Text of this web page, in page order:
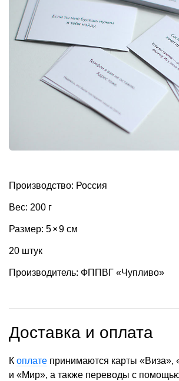
Производство: Россия
Вес: 200 г
Размер: 5×9 см
20 штук
Производитель: ФППВГ «Чупливо»
Доставка и оплата
К оплате принимаются карты «Виза»,
и «Мир», а также переводы с